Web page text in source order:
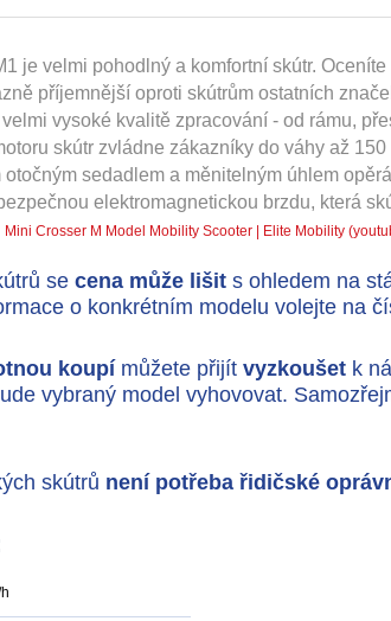
je velmi pohodlný a komfortní skútr.
příjemnější oproti skútrům ostatních
vysoké kvalitě zpracování - od rámu,
skútr zvládne zákazníky do váhy až 150
sedadlem a měnitelným úhlem
elektromagnetickou brzdu, která
Mini Crosser M Model Mobility Scooter | Elite Mobility
se cena může lišit s ohledem na
o konkrétním modelu volejte na
koupí můžete přijít vyzkoušet k
vybraný model vyhovovat.
skútrů není potřeba řidičské